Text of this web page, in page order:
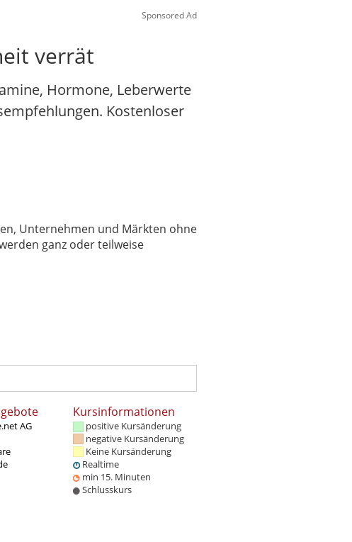
Sponsored Ad
verrät
Hormone, Leberwerte
Kostenloser
Unternehmen und Märkten ohne
ganz oder teilweise
AG
Kursinformationen
positive Kursänderung
negative Kursänderung
Keine Kursänderung
Realtime
min 15. Minuten
Schlusskurs